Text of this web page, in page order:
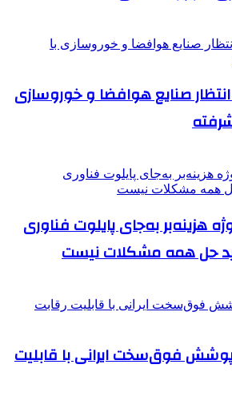
صنایع هوافضا و خوروسازی
هزینه‌بر به‌جای پایلوت فناوری
حل همه مشکلات نیست
فوق‌سخت ایرانی با قابلیت